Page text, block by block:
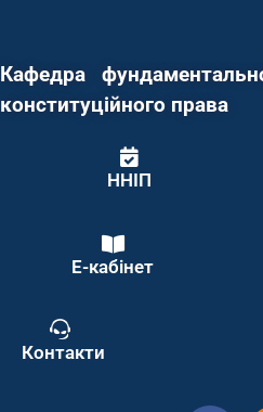
Кафедра
конституційного права
ННІП
Е-кабінет
Контакти